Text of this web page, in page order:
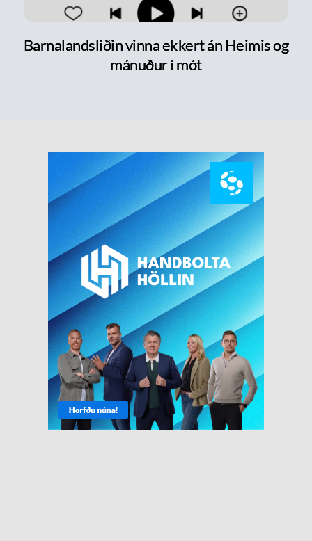
Barnalandsliðin vinna ekkert án Heimis og
mánuður í mót